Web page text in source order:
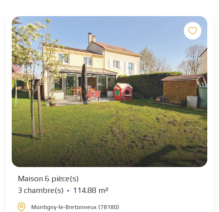
Maison 6 pièce(s)
3 chambre(s)
114.88 m²
Montigny-le-Bretonneux (78180)